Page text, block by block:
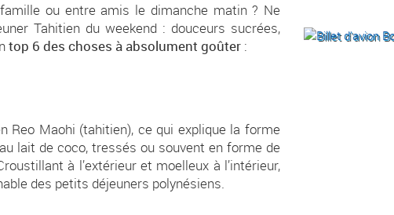
ou entre amis le dimanche matin ? Ne
Tahitien du weekend : douceurs sucrées,
top 6 des choses à absolument goûter :
Reo Maohi (tahitien), ce qui explique la forme
lait de coco, tressés ou souvent en forme de
à l’extérieur et moelleux à l’intérieur,
des petits déjeuners polynésiens.